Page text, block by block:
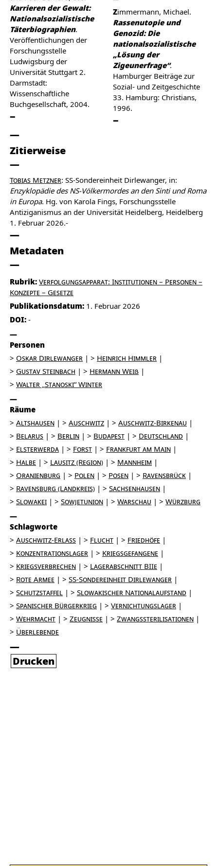
Karrieren der Gewalt:
Nationalsozialistische
Täterbiographien.
Veröffentlichungen der
Forschungsstelle
Ludwigsburg der
Universität Stuttgart 2.
Darmstadt:
Wissenschaftliche
Buchgesellschaft, 2004.
Zimmermann, Michael.
Rassenutopie und
Genozid: Die
nationalsozialistische
„Lösung der
Zigeunerfrage“.
Hamburger Beiträge zur
Sozial- und Zeitgeschichte
33. Hamburg: Christians,
1996.
Zitierweise
Tobias Metzner: SS-Sondereinheit Dirlewanger, in:
Enzyklopädie des NS-Völkermordes an den Sinti und Roma
in Europa. Hg. von Karola Fings, Forschungsstelle
Antiziganismus an der Universität Heidelberg, Heidelberg
1. Februar 2026.-
Metadaten
Rubrik: Verfolgungsapparat: Institutionen – Personen –
Konzepte – Gesetze
Publikationsdatum: 1. Februar 2026
DOI: -
Personen
Oskar Dirlewanger
Heinrich Himmler
Gustav Steinbach
Hermann Weiß
Walter „Stanoski“ Winter
Räume
Altshausen
Auschwitz
Auschwitz-Birkenau
Belarus
Berlin Budapest
Deutschland
Elsterwerda
Forst
Frankfurt am Main
Halbe
Lausitz (Region)
Mannheim
Oranienburg
Polen Posen
Ravensbrück
Ravensburg (Landkreis)
Sachsenhausen
Slowakei
Sowjetunion Warschau Würzburg
Schlagworte
Auschwitz-Erlass
Flucht
Friedhöfe
Konzentrationslager
Kriegsgefangene
Kriegsverbrechen
Lagerabschnitt BIIe
Rote Armee
SS-Sondereinheit Dirlewanger
Schutzstaffel
Slowakischer Nationalaufstand
Spanischer Bürgerkrieg
Vernichtungslager
Wehrmacht
Zeugnisse
Zwangssterilisationen
Überlebende
Drucken